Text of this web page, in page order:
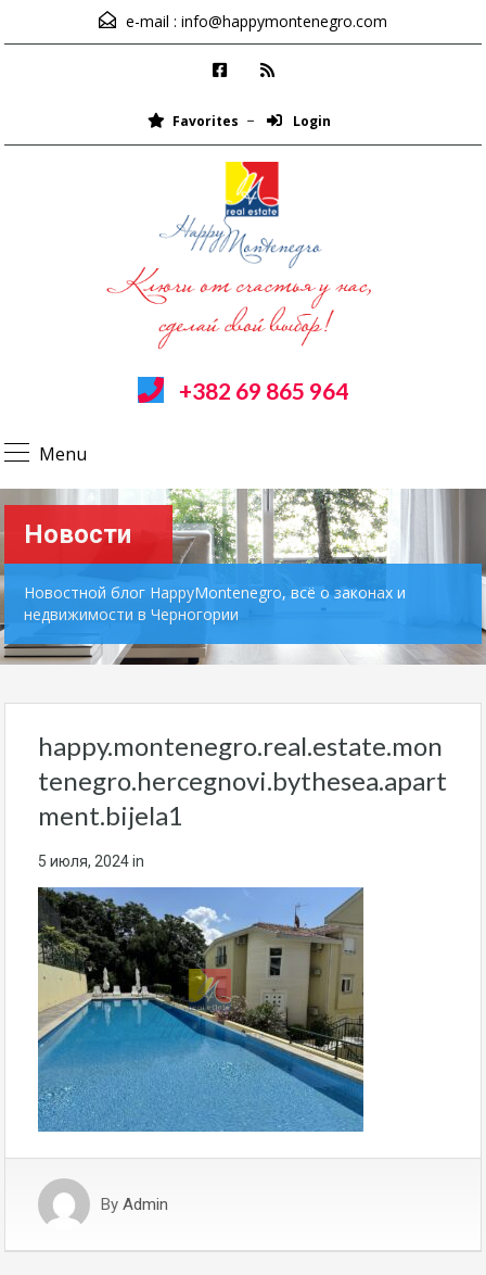
e-mail : info@happymontenegro.com
Favorites Login
+382 69 865 964
Menu
Новости
Новостной блог HappyMontenegro, всё о законах и
недвижимости в Черногории
happy.montenegro.real.estate.mon
tenegro.hercegnovi.bythesea.apart
ment.bijela1
5 июля, 2024in
By Admin